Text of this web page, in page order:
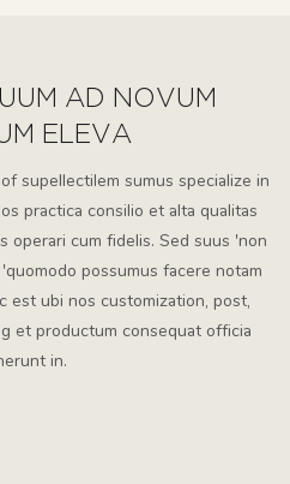
AD NOVUM
ELEVA
supellectilem sumus specialize in
practica consilio et alta qualitas
operari cum fidelis. Sed suus 'non
possumus facere notam
est ubi nos customization, post,
et productum consequat officia
in.